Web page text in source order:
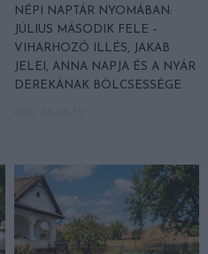
NÉPI NAPTÁR NYOMÁBAN:
JÚLIUS MÁSODIK FELE –
VIHARHOZÓ ILLÉS, JAKAB
JELEI, ANNA NAPJA ÉS A NYÁR
DEREKÁNAK BÖLCSESSÉGE